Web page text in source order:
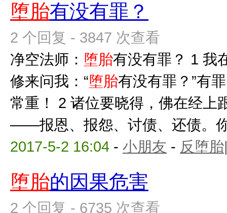
堕胎有没有罪？
2 个回复 - 3847 次查看
净空法师： 堕胎有没有罪？ 1 我
修来问我：“堕胎有没有罪？”有
常重！ 2 诸位要晓得，佛在经上
——报恩、报怨、讨债、还债。
2017-5-2 16:04 - 小朋友 - 反堕
堕胎的因果危害
2 个回复 - 6735 次查看